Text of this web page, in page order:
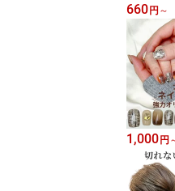
660円 ～
1,000円